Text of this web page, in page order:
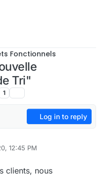
Fonctionnels
Tri"
1
Log in to reply
12:45 PM
clients, nous